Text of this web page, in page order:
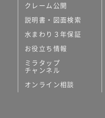
クレーム公開
説明書・図面検索
水まわり３年保証
お役立ち情報
ミラタップ
チャンネル
オンライン相談